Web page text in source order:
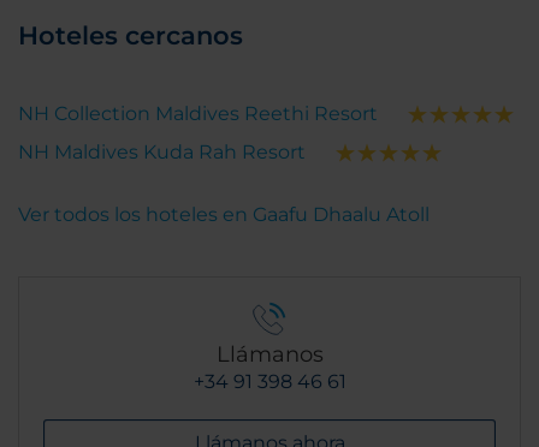
Hoteles cercanos
NH Collection Maldives Reethi Resort
NH Maldives Kuda Rah Resort
Ver todos los hoteles en Gaafu Dhaalu Atoll
Llámanos
+34 91 398 46 61